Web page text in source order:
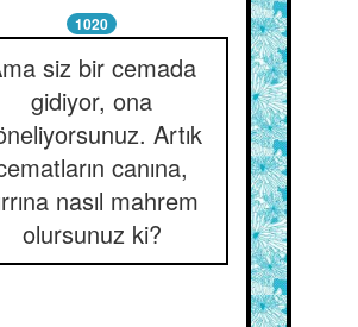
1020
siz bir cemada
gidiyor, ona
Artık
canına,
nasıl mahrem
olursunuz ki?